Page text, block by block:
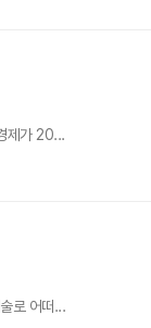
제가 20...
로 어떠...